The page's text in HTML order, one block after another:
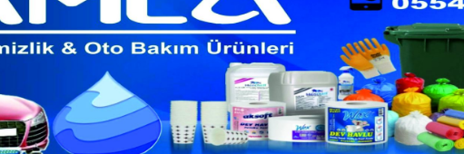
Rehberi Hizmete Girdi
Yayın Hayatına Başladı | Hızlı ve Akıllı
Dijital Devrim: Rota Sepetim